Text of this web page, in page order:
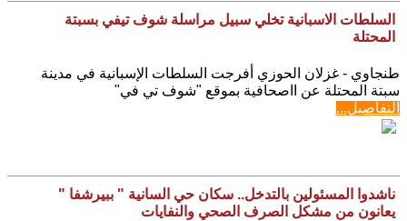
السلطات الاسبانية تخلي سبيل مراسلة شوف تيفي بسبتة
المحتلة
طنجاوي - غزلان الحوزي أفرجت السلطات الإسبانية في مدينة
سبتة المحتلة عن ااصحافية بموقع "شوف تي في"
التفاصيل...
ناشدوا المسئولين بالتدخل.. سكان حي السانية " ببيرشفا "
يعانون من مشكل الصرف الصحي والنفايات